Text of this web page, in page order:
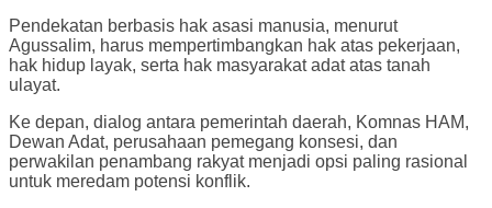
Pendekatan berbasis hak asasi manusia, menurut
Agussalim, harus mempertimbangkan hak atas pekerjaan,
hak hidup layak, serta hak masyarakat adat atas tanah
ulayat.
Ke depan, dialog antara pemerintah daerah, Komnas HAM,
Dewan Adat, perusahaan pemegang konsesi, dan
perwakilan penambang rakyat menjadi opsi paling rasional
untuk meredam potensi konflik.